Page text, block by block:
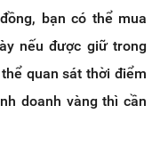
bạn có thể mua
nếu được giữ trong
quan sát thời điểm
doanh vàng thì cần